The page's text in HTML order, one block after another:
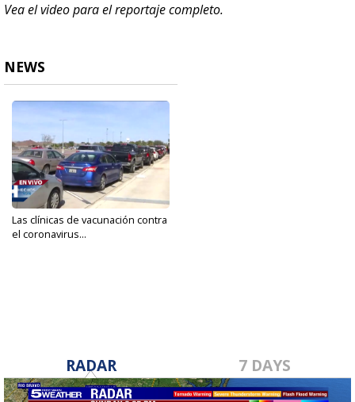
Vea el video para el reportaje completo.
NEWS
Las clínicas de vacunación contra
el coronavirus...
RADAR 7 DAYS